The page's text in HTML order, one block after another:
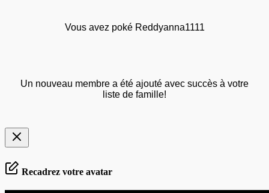
Vous avez poké Reddyanna1111
Un nouveau membre a été ajouté avec succès à votre
liste de famille!
Recadrez votre avatar